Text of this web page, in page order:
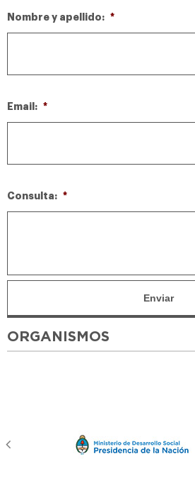
Nombre y apellido: *
Email: *
Consulta: *
ORGANISMOS